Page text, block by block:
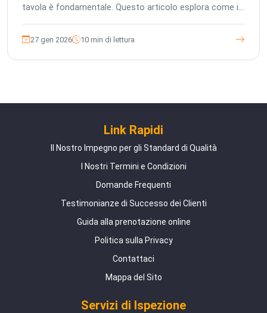
tavola è fondamentale. Questo articolo esplora come i
parti, come quelli offerti da The Inspection Company
(TIC), siano essenziali per gli acquirenti esteri, gli uffici
acquisti locali e le fabbriche che si approvvigionano in
27 gen 2026 10 min di lettura
Link Rapidi
Il Nostro Impegno per gli Standard di Qualità
I Nostri Termini e Condizioni
Domande Frequenti
Testimonianze di Successo dei Clienti
Guida alla prenotazione online
Politica sulla Privacy
Contattaci
Mappa del Sito
Servizi di Ispezione